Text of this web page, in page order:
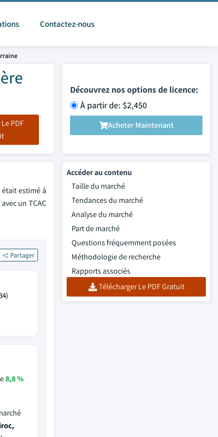
Contactez-nous
PDF
Découvrez nos options de licence:
À partir de: $2,450
Acheter Maintenant
estimé à
un TCAC
Partager
8,8 %
Accéder au contenu
Taille du marché
Tendances du marché
Analyse du marché
Part de marché
Questions fréquemment posées
Méthodologie de recherche
Rapports associés
Télécharger Le PDF Gratuit